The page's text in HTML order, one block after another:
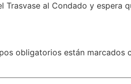
al Condado y espera
obligatorios están marcados